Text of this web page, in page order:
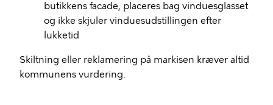
butikkens facade, placeres bag vinduesglasset
og ikke skjuler vinduesudstillingen efter
lukketid
Skiltning eller reklamering på markisen kræver altid
kommunens vurdering.